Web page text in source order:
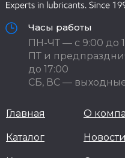
Часы работы
ПН-ЧТ — с 9:00 до
ПТ и
до 17:00
СБ, ВС —
Главная
Каталог
О
Новости